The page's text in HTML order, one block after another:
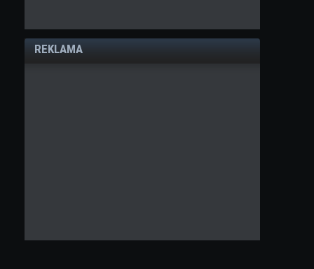
REKLAMA